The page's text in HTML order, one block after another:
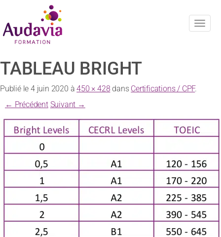
TABLEAU BRIGHT
Publié le 4 juin 2020 à450 × 428 dans Certifications / CPF.
← Précédent Suivant →